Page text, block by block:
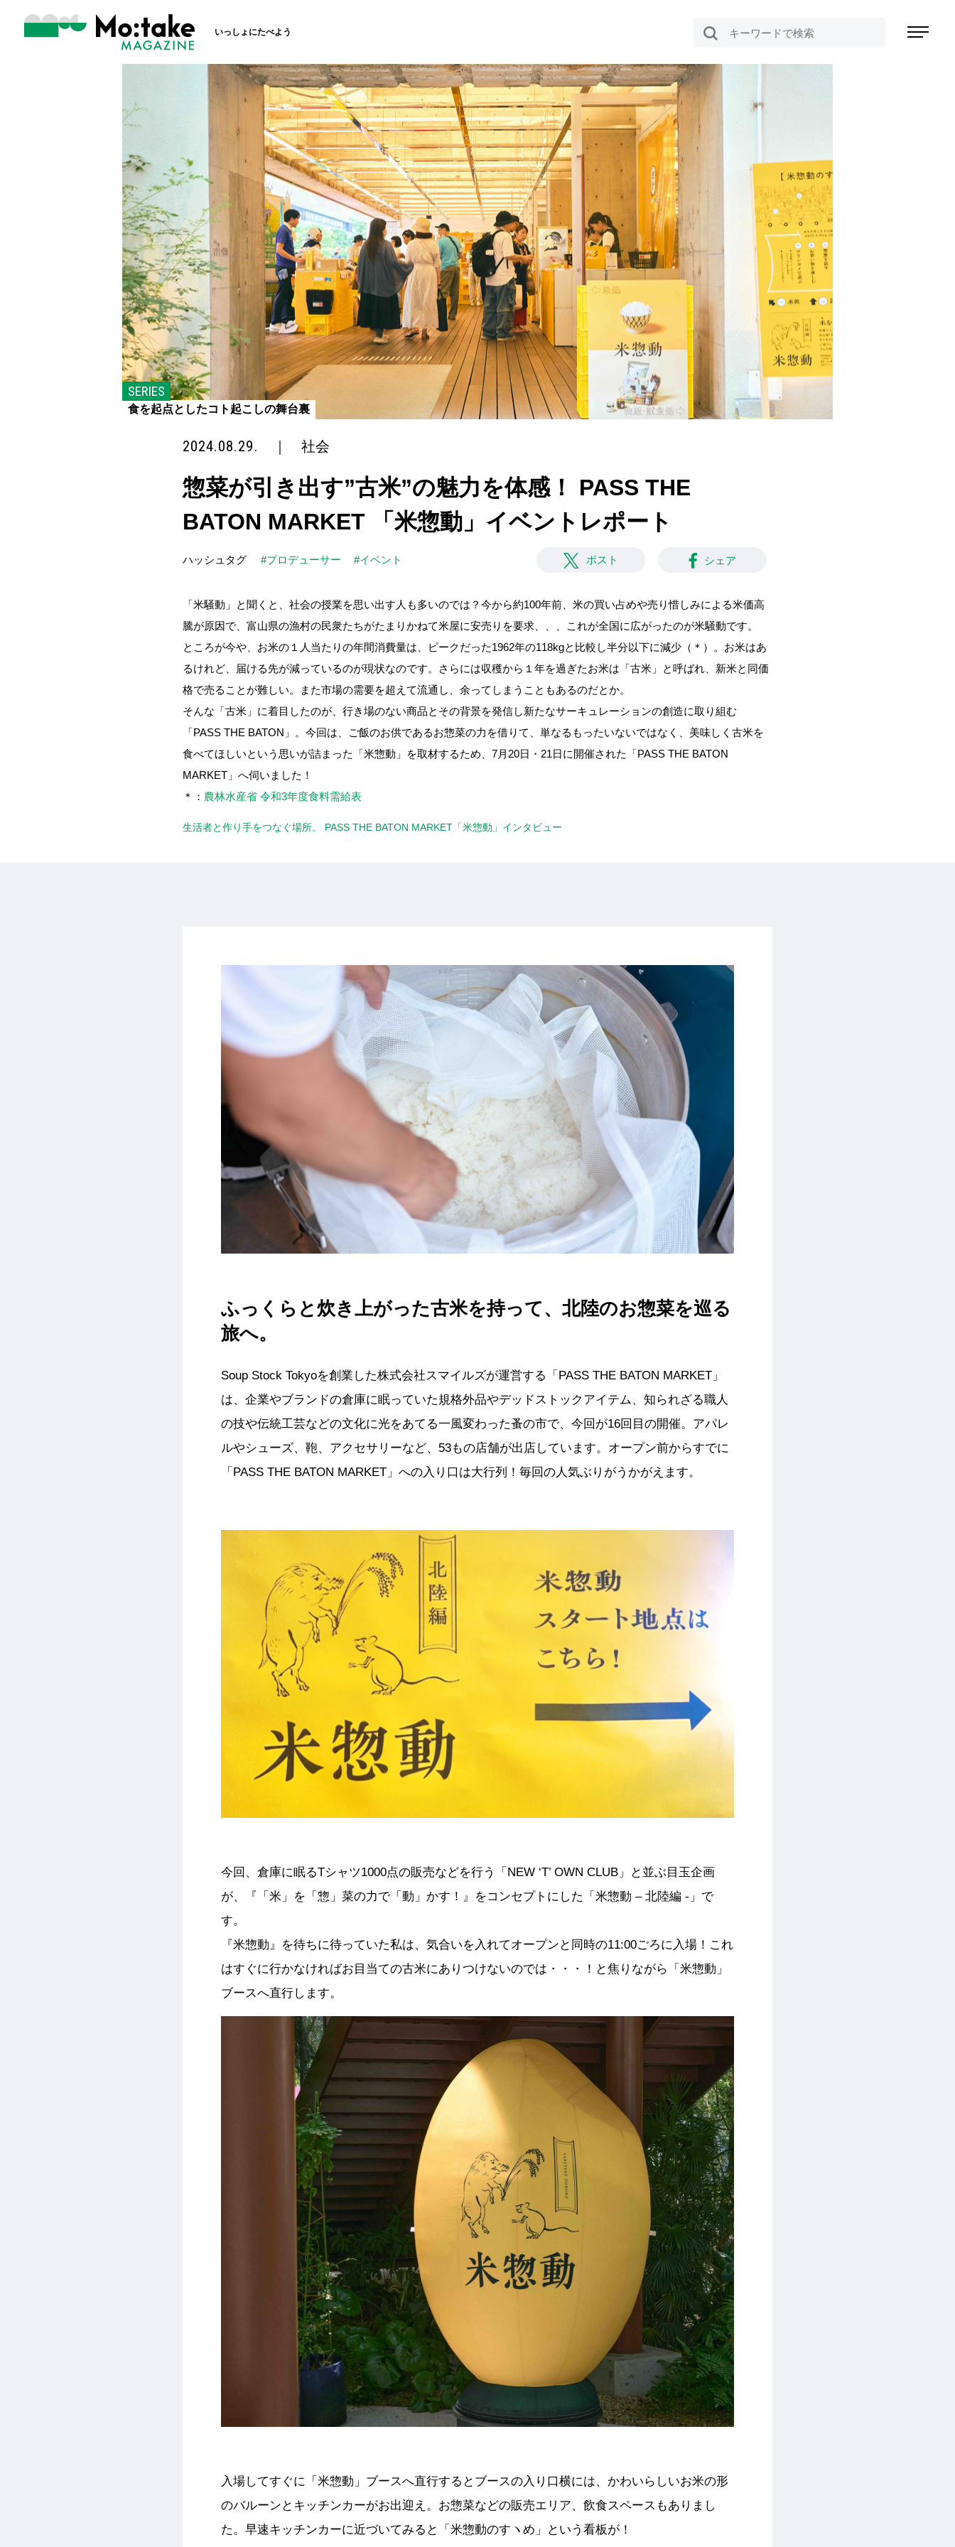
いっしょにたべよう
SERIES
食を起点としたコト起こしの舞台裏
2024.08.29. 社会
惣菜が引き出す”古米”の魅力を体感！ PASS THE
BATON MARKET 「米惣動」イベントレポート
ハッシュタグ #プロデューサー #イベント ポスト シェア
「米騒動」と聞くと、社会の授業を思い出す人も多いのでは？今から約100年前、米の買い占めや売り惜しみによる米価高
騰が原因で、富山県の漁村の民衆たちがたまりかねて米屋に安売りを要求、、、これが全国に広がったのが米騒動です。
ところが今や、お米の１人当たりの年間消費量は、ピークだった1962年の118kgと比較し半分以下に減少（＊）。お米はあ
るけれど、届ける先が減っているのが現状なのです。さらには収穫から１年を過ぎたお米は「古米」と呼ばれ、新米と同価
格で売ることが難しい。また市場の需要を超えて流通し、余ってしまうこともあるのだとか。
そんな「古米」に着目したのが、行き場のない商品とその背景を発信し新たなサーキュレーションの創造に取り組む
「PASS THE BATON」。今回は、ご飯のお供であるお惣菜の力を借りて、単なるもったいないではなく、美味しく古米を
食べてほしいという思いが詰まった「米惣動」を取材するため、7月20日・21日に開催された「PASS THE BATON
MARKET」へ伺いました！
＊： 農林水産省 令和3年度食料需給表
生活者と作り手をつなぐ場所。 PASS THE BATON MARKET「米惣動」インタビュー
ふっくらと炊き上がった古米を持って、北陸のお惣菜を巡る
旅へ。
Soup Stock Tokyoを創業した株式会社スマイルズが運営する「PASS THE BATON MARKET」
は、企業やブランドの倉庫に眠っていた規格外品やデッドストックアイテム、知られざる職人
の技や伝統工芸などの文化に光をあてる一風変わった蚤の市で、今回が16回目の開催。アパレ
ルやシューズ、鞄、アクセサリーなど、53もの店舗が出店しています。オープン前からすでに
「PASS THE BATON MARKET」への入り口は大行列！毎回の人気ぶりがうかがえます。
今回、倉庫に眠るTシャツ1000点の販売などを行う「NEW ‘T’ OWN CLUB」と並ぶ目玉企画
が、『「米」を「惣」菜の力で「動」かす！』をコンセプトにした「米惣動 – 北陸編 -」で
す。
『米惣動』を待ちに待っていた私は、気合いを入れてオープンと同時の11:00ごろに入場！これ
はすぐに行かなければお目当ての古米にありつけないのでは・・・！と焦りながら「米惣動」
ブースへ直行します。
入場してすぐに「米惣動」ブースへ直行するとブースの入り口横には、かわいらしいお米の形
のバルーンとキッチンカーがお出迎え。お惣菜などの販売エリア、飲食スペースもありまし
た。早速キッチンカーに近づいてみると「米惣動のすヽめ」という看板が！